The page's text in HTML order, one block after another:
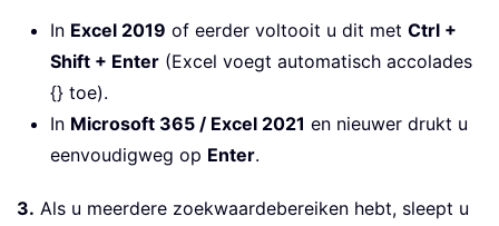
In Excel 2019 of eerder voltooit u dit met Ctrl +
Shift + Enter (Excel voegt automatisch accolades
{} toe).
In Microsoft 365 / Excel 2021 en nieuwer drukt u
eenvoudigweg op Enter.
3. Als u meerdere zoekwaardebereiken hebt, sleept u